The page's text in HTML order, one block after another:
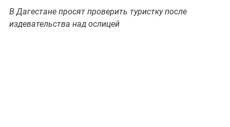
В Дагестане просят проверить туристку после
издевательства над ослицей